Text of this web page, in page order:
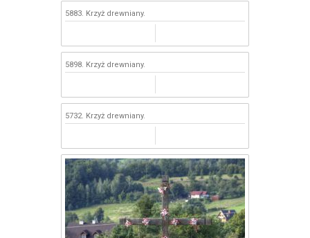
5883. Krzyż drewniany.
5898. Krzyż drewniany.
5732. Krzyż drewniany.